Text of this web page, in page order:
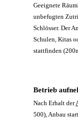
Geeignete
unbefugten
Schlösser. Der
Schulen, Kitas
stattfinden
Betrieb
Nach Erhalt der
500), Anbau